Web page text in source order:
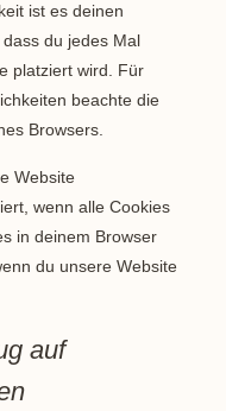
ist es deinen
du jedes Mal
platziert wird. Für
beachte die
Browsers.
Website
wenn alle Cookies
in deinem Browser
du unsere Website
auf